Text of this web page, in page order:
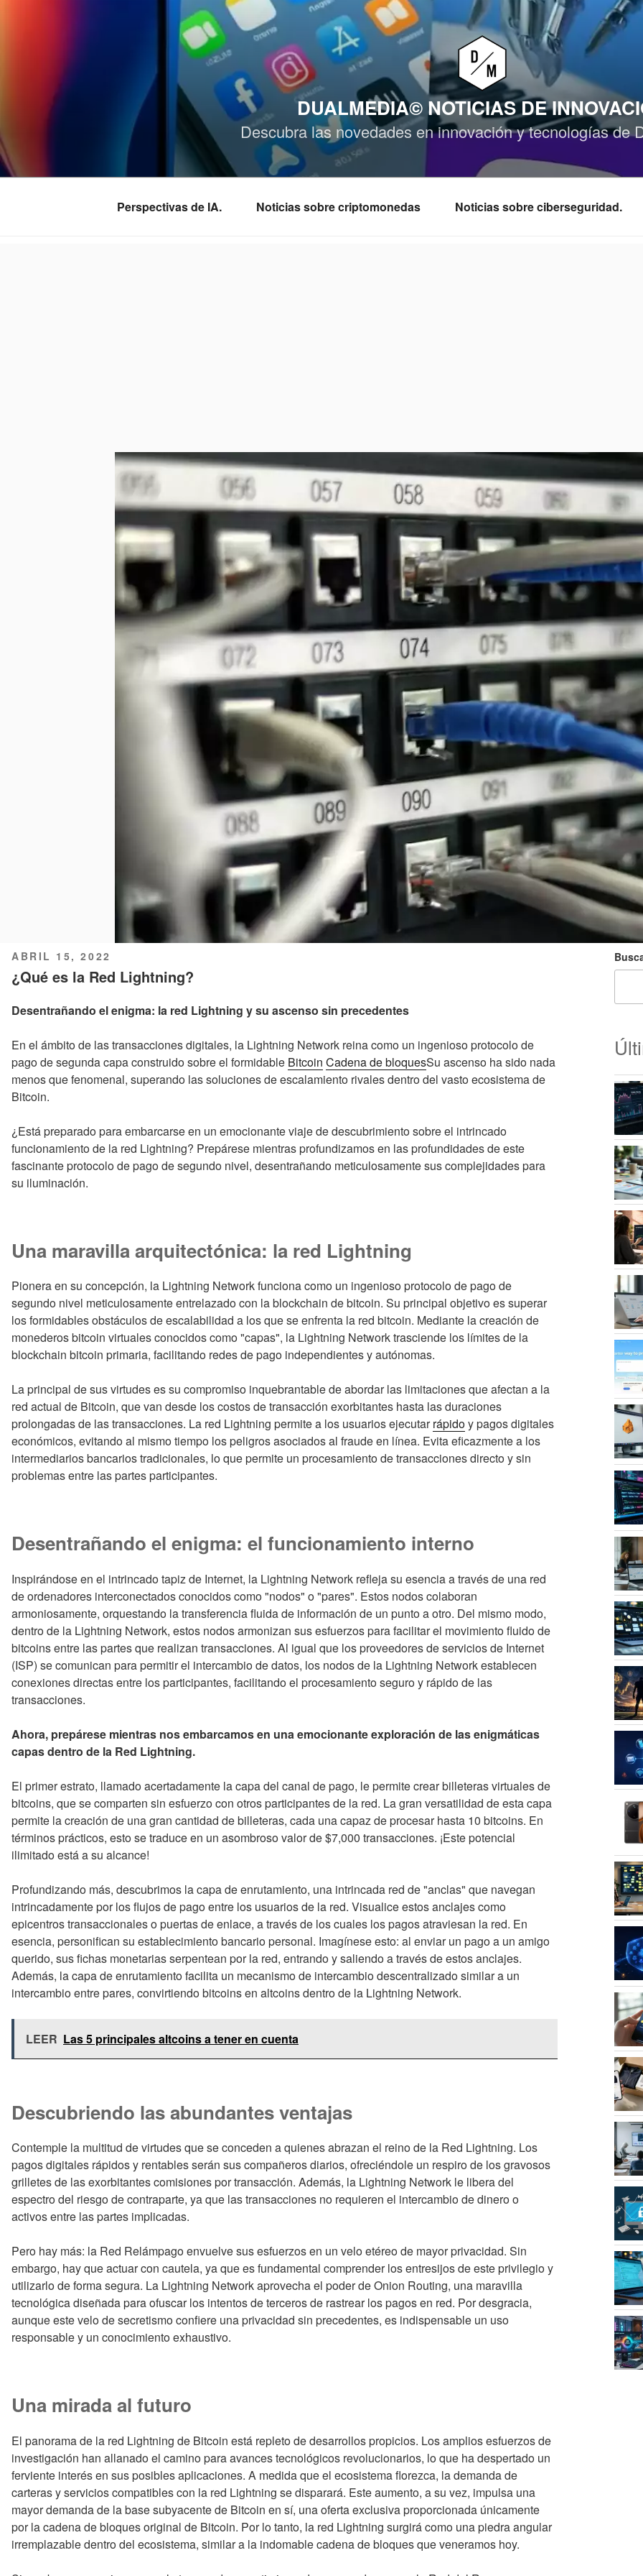
DUALMEDIA© NOTICIAS DE
Descubra las novedades en innovación y tecnologías de
Perspectivas de IA. Noticias sobre criptomonedas Noticias sobre ciberseguridad.
PUBLICADO
EL
ABRIL 15, 2022
¿Qué es la Red Lightning?
Desentrañando el enigma: la red Lightning y su ascenso sin precedentes
En el ámbito de las transacciones digitales, la Lightning Network reina como un ingenioso protocolo de
pago de segunda capa construido sobre el formidable Bitcoin Cadena de bloquesSu ascenso ha sido nada
menos que fenomenal, superando las soluciones de escalamiento rivales dentro del vasto ecosistema de
Bitcoin.
¿Está preparado para embarcarse en un emocionante viaje de descubrimiento sobre el intrincado
funcionamiento de la red Lightning? Prepárese mientras profundizamos en las profundidades de este
fascinante protocolo de pago de segundo nivel, desentrañando meticulosamente sus complejidades para
su iluminación.
Una maravilla arquitectónica: la red Lightning
Pionera en su concepción, la Lightning Network funciona como un ingenioso protocolo de pago de
segundo nivel meticulosamente entrelazado con la blockchain de bitcoin. Su principal objetivo es superar
los formidables obstáculos de escalabilidad a los que se enfrenta la red bitcoin. Mediante la creación de
monederos bitcoin virtuales conocidos como "capas", la Lightning Network trasciende los límites de la
blockchain bitcoin primaria, facilitando redes de pago independientes y autónomas.
La principal de sus virtudes es su compromiso inquebrantable de abordar las limitaciones que afectan a la
red actual de Bitcoin, que van desde los costos de transacción exorbitantes hasta las duraciones
prolongadas de las transacciones. La red Lightning permite a los usuarios ejecutarrápidoy pagos digitales
económicos, evitando al mismo tiempo los peligros asociados al fraude en línea. Evita eficazmente a los
intermediarios bancarios tradicionales, lo que permite un procesamiento de transacciones directo y sin
problemas entre las partes participantes.
Desentrañando el enigma: el funcionamiento interno
Inspirándose en el intrincado tapiz de Internet, la Lightning Network refleja su esencia a través de una red
de ordenadores interconectados conocidos como "nodos" o "pares". Estos nodos colaboran
armoniosamente, orquestando la transferencia fluida de información de un punto a otro. Del mismo modo,
dentro de la Lightning Network, estos nodos armonizan sus esfuerzos para facilitar el movimiento fluido de
bitcoins entre las partes que realizan transacciones. Al igual que los proveedores de servicios de Internet
(ISP) se comunican para permitir el intercambio de datos, los nodos de la Lightning Network establecen
conexiones directas entre los participantes, facilitando el procesamiento seguro y rápido de las
transacciones.
Ahora, prepárese mientras nos embarcamos en una emocionante exploración de las enigmáticas
capas dentro de la Red Lightning.
El primer estrato, llamado acertadamente la capa del canal de pago, le permite crear billeteras virtuales de
bitcoins, que se comparten sin esfuerzo con otros participantes de la red. La gran versatilidad de esta capa
permite la creación de una gran cantidad de billeteras, cada una capaz de procesar hasta 10 bitcoins. En
términos prácticos, esto se traduce en un asombroso valor de $7,000 transacciones. ¡Este potencial
ilimitado está a su alcance!
Profundizando más, descubrimos la capa de enrutamiento, una intrincada red de "anclas" que navegan
intrincadamente por los flujos de pago entre los usuarios de la red. Visualice estos anclajes como
epicentros transaccionales o puertas de enlace, a través de los cuales los pagos atraviesan la red. En
esencia, personifican su establecimiento bancario personal. Imagínese esto: al enviar un pago a un amigo
querido, sus fichas monetarias serpentean por la red, entrando y saliendo a través de estos anclajes.
Además, la capa de enrutamiento facilita un mecanismo de intercambio descentralizado similar a un
intercambio entre pares, convirtiendo bitcoins en altcoins dentro de la Lightning Network.
LEER Las 5 principales altcoins a tener en cuenta
Descubriendo las abundantes ventajas
Contemple la multitud de virtudes que se conceden a quienes abrazan el reino de la Red Lightning. Los
pagos digitales rápidos y rentables serán sus compañeros diarios, ofreciéndole un respiro de los gravosos
grilletes de las exorbitantes comisiones por transacción. Además, la Lightning Network le libera del
espectro del riesgo de contraparte, ya que las transacciones no requieren el intercambio de dinero o
activos entre las partes implicadas.
Pero hay más: la Red Relámpago envuelve sus esfuerzos en un velo etéreo de mayor privacidad. Sin
embargo, hay que actuar con cautela, ya que es fundamental comprender los entresijos de este privilegio y
utilizarlo de forma segura. La Lightning Network aprovecha el poder de Onion Routing, una maravilla
tecnológica diseñada para ofuscar los intentos de terceros de rastrear los pagos en red. Por desgracia,
aunque este velo de secretismo confiere una privacidad sin precedentes, es indispensable un uso
responsable y un conocimiento exhaustivo.
Una mirada al futuro
El panorama de la red Lightning de Bitcoin está repleto de desarrollos propicios. Los amplios esfuerzos de
investigación han allanado el camino para avances tecnológicos revolucionarios, lo que ha despertado un
ferviente interés en sus posibles aplicaciones. A medida que el ecosistema florezca, la demanda de
carteras y servicios compatibles con la red Lightning se disparará. Este aumento, a su vez, impulsa una
mayor demanda de la base subyacente de Bitcoin en sí, una oferta exclusiva proporcionada únicamente
por la cadena de bloques original de Bitcoin. Por lo tanto, la red Lightning surgirá como una piedra angular
irremplazable dentro del ecosistema, similar a la indomable cadena de bloques que veneramos hoy.